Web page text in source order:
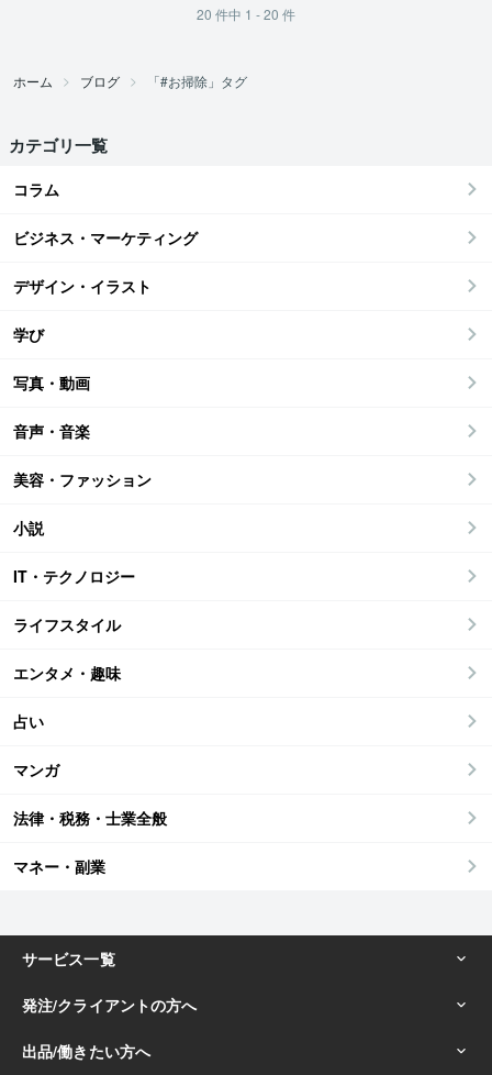
20 件中 1 - 20 件
ホーム ブログ 「#お掃除」タグ
カテゴリ一覧
コラム
ビジネス・マーケティング
デザイン・イラスト
学び
写真・動画
音声・音楽
美容・ファッション
小説
IT・テクノロジー
ライフスタイル
エンタメ・趣味
占い
マンガ
法律・税務・士業全般
マネー・副業